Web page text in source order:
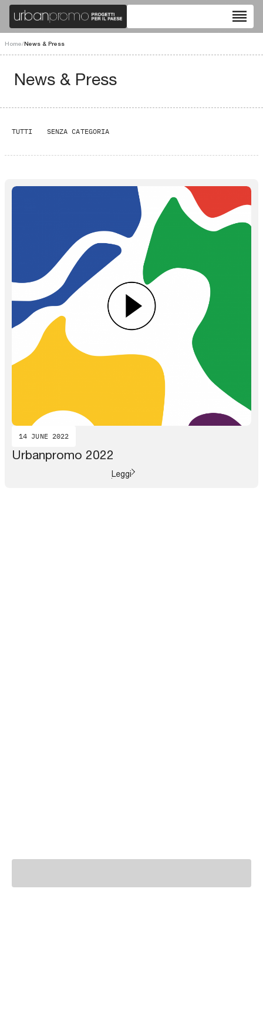
reorder
Home/News & Press
News & Press
TUTTI SENZA CATEGORIA
14 JUNE 2022
Urbanpromo 2022
Leggi